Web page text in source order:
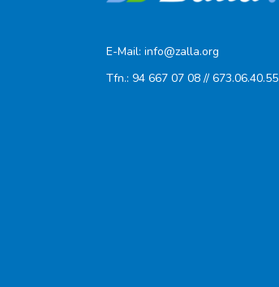
E-Mail: info@zalla.org
Tfn.: 94 667 07 08 // 673.06.40.55